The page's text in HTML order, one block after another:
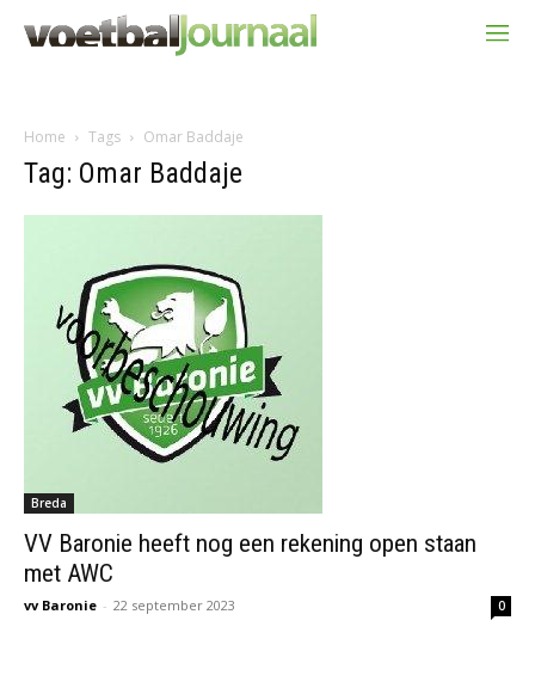
Home Tags Omar Baddaje
Tag: Omar Baddaje
Breda
VV Baronie heeft nog een rekening open staan
met AWC
vv Baronie - 22 september 2023 0